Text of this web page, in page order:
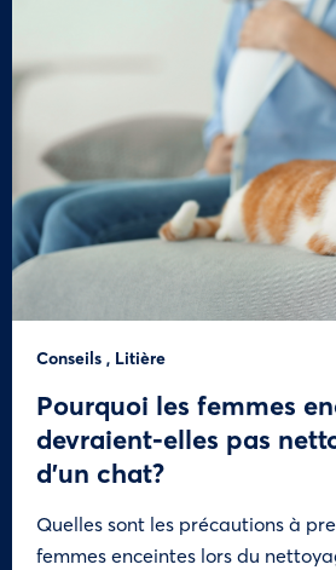
Conseils , Litière
Pourquoi les femmes
devraient-elles pas
d’un chat?
Quelles sont les précautions à
femmes enceintes lors du